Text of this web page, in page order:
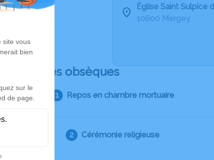
Église Saint Sulpice
10600 Mergey
Déroulé des obsèques
Repos en chambre mortuaire
Cérémonie religieuse